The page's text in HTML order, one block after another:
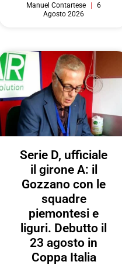
Manuel Contartese
6
Agosto 2026
Serie D, ufficiale
il girone A: il
Gozzano con le
squadre
piemontesi e
liguri. Debutto il
23 agosto in
Coppa Italia